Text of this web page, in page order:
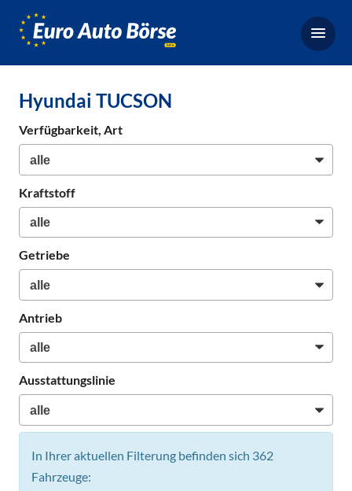
Börse,
Neuwagen
Hyundai TUCSON
Verfügbarkeit, Art
Kraftstoff
Getriebe
Antrieb
Ausstattungslinie
In Ihrer aktuellen Filterung befinden sich 362
Fahrzeuge: